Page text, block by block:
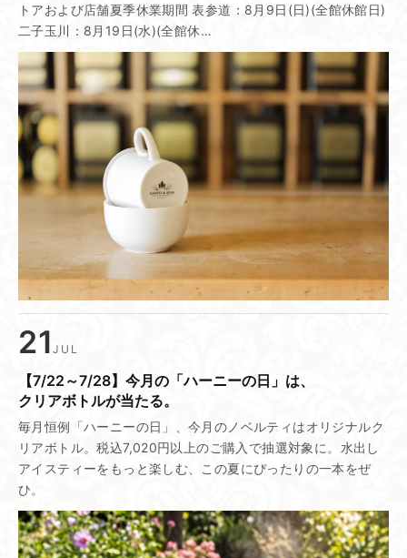
トアおよび店舗夏季休業期間 表参道：8月9日(日)(全館休館日)
二子玉川：8月19日(水)(全館休…
21JUL
【7/22～7/28】​今月の​「ハーニーの​日」は、​
クリアボトルが​当たる。
毎月恒例「ハーニーの日」、今月のノベルティはオリジナルク
リアボトル。税込7,020円以上のご購入で抽選対象に。水出し
アイスティーをもっと楽しむ、この夏にぴったりの一本をぜ
ひ。